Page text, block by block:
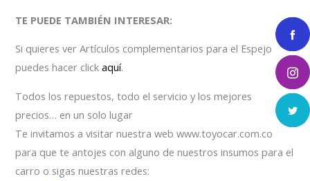
TE PUEDE TAMBIÉN INTERESAR:
Si quieres ver Artículos complementarios para el Espejo
puedes hacer clickaquí.
Todos los repuestos, todo el servicio y los mejores
precios… en un solo lugar
Te invitamos a visitar nuestra web www.toyocar.com.co
para que te antojes con alguno de nuestros insumos para el
carro o sigas nuestras redes: